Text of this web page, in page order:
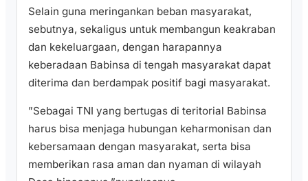
Selain guna meringankan beban masyarakat,
sebutnya, sekaligus untuk membangun keakraban
dan kekeluargaan, dengan harapannya
keberadaan Babinsa di tengah masyarakat dapat
diterima dan berdampak positif bagi masyarakat.
”Sebagai TNI yang bertugas di teritorial Babinsa
harus bisa menjaga hubungan keharmonisan dan
kebersamaan dengan masyarakat, serta bisa
memberikan rasa aman dan nyaman di wilayah